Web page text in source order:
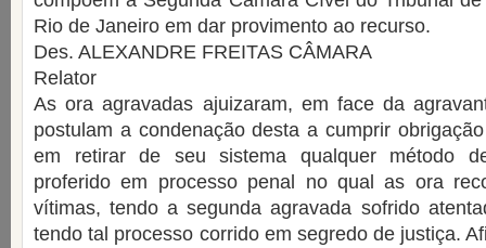
Rio de Janeiro em dar provimento ao recurso.
Des. ALEXANDRE FREITAS CÂMARA
Relator
As ora agravadas ajuizaram, em face da
postulam a condenação desta a cumprir
em retirar de seu sistema qualquer método
proferido em processo penal no qual as ora
vítimas, tendo a segunda agravada sofrido
tendo tal processo corrido em segredo de justiça.